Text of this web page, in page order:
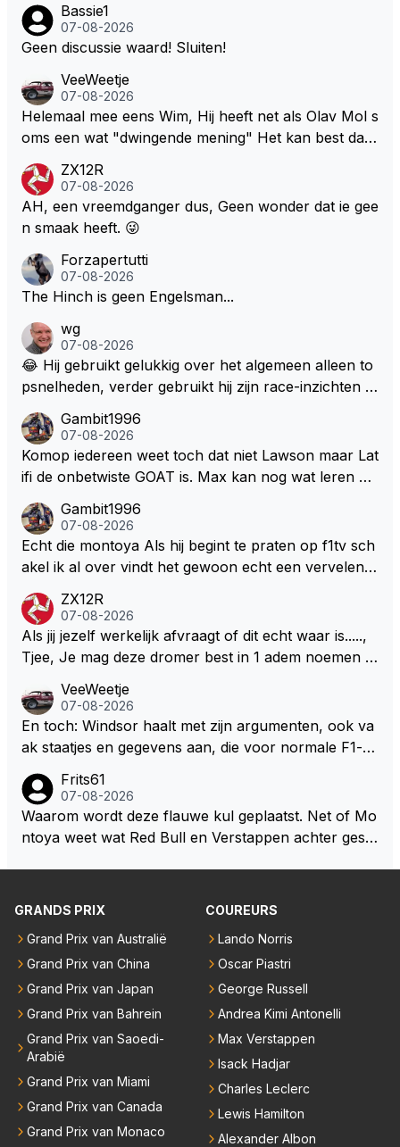
Bassie1
07-08-2026
Geen discussie waard! Sluiten!
VeeWeetje
07-08-2026
Helemaal mee eens Wim, Hij heeft net als Olav Mol s
oms een wat "dwingende mening" Het kan best dat
l bij Windsor op te roepen. Maar in een tijd zonder r
aces zijn dit leuke berichtjes
ZX12R
07-08-2026
AH, een vreemdganger dus, Geen wonder dat ie gee
n smaak heeft. 😜
Forzapertutti
07-08-2026
The Hinch is geen Engelsman...
wg
07-08-2026
😂 Hij gebruikt gelukkig over het algemeen alleen to
psnelheden, verder gebruikt hij zijn race-inzichten q
een bocht zegt helemaal niets, dus wat dat betreft h
eeft hij sowieso gelijk 😂.
Gambit1996
07-08-2026
Komop iedereen weet toch dat niet Lawson maar Lat
ifi de onbetwiste GOAT is. Max kan nog wat leren va
milton, hahahaha. Latifi pakt ze allemaal met de oge
n dicht met als onbetwiste nummer 2 of GOATINES
S Lawson natuurlijk 😂😂😂😂😂
Gambit1996
07-08-2026
Echt die montoya Als hij begint te praten op f1tv sch
akel ik al over vindt het gewoon echt een vervelend
weet 🤮🤮
ZX12R
07-08-2026
Als jij jezelf werkelijk afvraagt of dit echt waar is.....,
Tjee, Je mag deze dromer best in 1 adem noemen m
aar voordragen uit eigen geest. Kan mij voorstellen d
at je het leuk vindt sprookjes te luisteren maar heb jij
jezelf dan ook wel eens afgevraagd of de dappere b
ze wolff gesneden heeft?
VeeWeetje
07-08-2026
En toch: Windsor haalt met zijn argumenten, ook va
ak staatjes en gegevens aan, die voor normale F1-fa
okies made of your own dough" 🤣
Frits61
07-08-2026
Waarom wordt deze flauwe kul geplaatst. Net of Mo
ntoya weet wat Red Bull en Verstappen achter geslo
GRANDS PRIX
Grand Prix van Australië
Grand Prix van China
Grand Prix van Japan
Grand Prix van Bahrein
Grand Prix van Saoedi-
Arabië
Grand Prix van Miami
Grand Prix van Canada
Grand Prix van Monaco
COUREURS
Lando Norris
Oscar Piastri
George Russell
Andrea Kimi Antonelli
Max Verstappen
Isack Hadjar
Charles Leclerc
Lewis Hamilton
Alexander Albon